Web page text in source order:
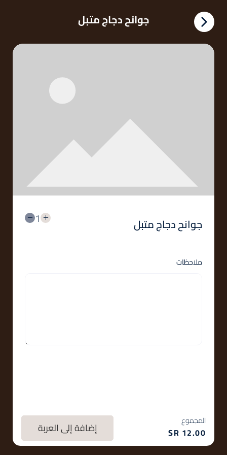
جوانح دجاج متبل
جوانح دجاج متبل 1
ملاحظات
المجموع
12.00 إضافة إلى العربة